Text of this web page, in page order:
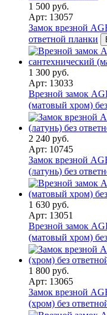
1 500 руб.
Арт: 13057
Замок врезной
ответной планки
1 300 руб.
Арт: 13033
Врезной замок
(матовый хром)
2 240 руб.
Арт: 10745
Замок врезной
(латунь) без
1 630 руб.
Арт: 13051
Врезной замок
(матовый хром)
1 800 руб.
Арт: 13065
Замок врезной
(хром) без